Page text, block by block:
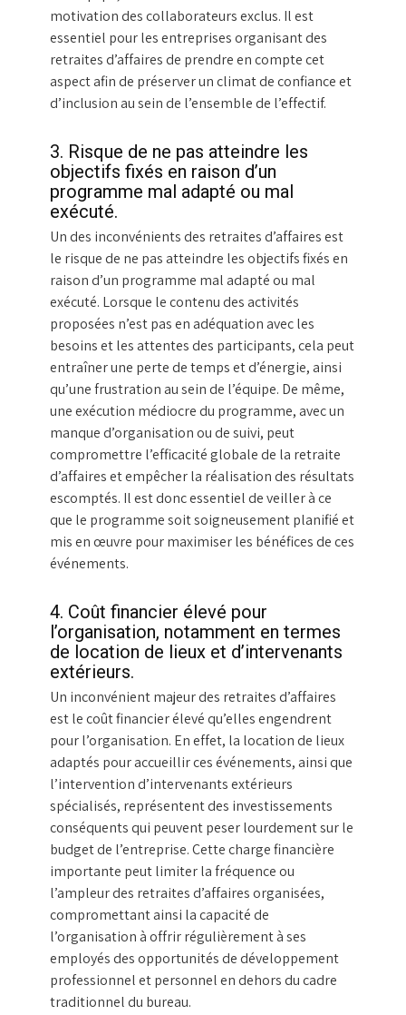
motivation des collaborateurs exclus. Il est
essentiel pour les entreprises organisant des
retraites d’affaires de prendre en compte cet
aspect afin de préserver un climat de confiance et
d’inclusion au sein de l’ensemble de l’effectif.
3. Risque de ne pas atteindre les
objectifs fixés en raison d’un
programme mal adapté ou mal
exécuté.
Un des inconvénients des retraites d’affaires est
le risque de ne pas atteindre les objectifs fixés en
raison d’un programme mal adapté ou mal
exécuté. Lorsque le contenu des activités
proposées n’est pas en adéquation avec les
besoins et les attentes des participants, cela peut
entraîner une perte de temps et d’énergie, ainsi
qu’une frustration au sein de l’équipe. De même,
une exécution médiocre du programme, avec un
manque d’organisation ou de suivi, peut
compromettre l’efficacité globale de la retraite
d’affaires et empêcher la réalisation des résultats
escomptés. Il est donc essentiel de veiller à ce
que le programme soit soigneusement planifié et
mis en œuvre pour maximiser les bénéfices de ces
événements.
4. Coût financier élevé pour
l’organisation, notamment en termes
de location de lieux et d’intervenants
extérieurs.
Un inconvénient majeur des retraites d’affaires
est le coût financier élevé qu’elles engendrent
pour l’organisation. En effet, la location de lieux
adaptés pour accueillir ces événements, ainsi que
l’intervention d’intervenants extérieurs
spécialisés, représentent des investissements
conséquents qui peuvent peser lourdement sur le
budget de l’entreprise. Cette charge financière
importante peut limiter la fréquence ou
l’ampleur des retraites d’affaires organisées,
compromettant ainsi la capacité de
l’organisation à offrir régulièrement à ses
employés des opportunités de développement
professionnel et personnel en dehors du cadre
traditionnel du bureau.